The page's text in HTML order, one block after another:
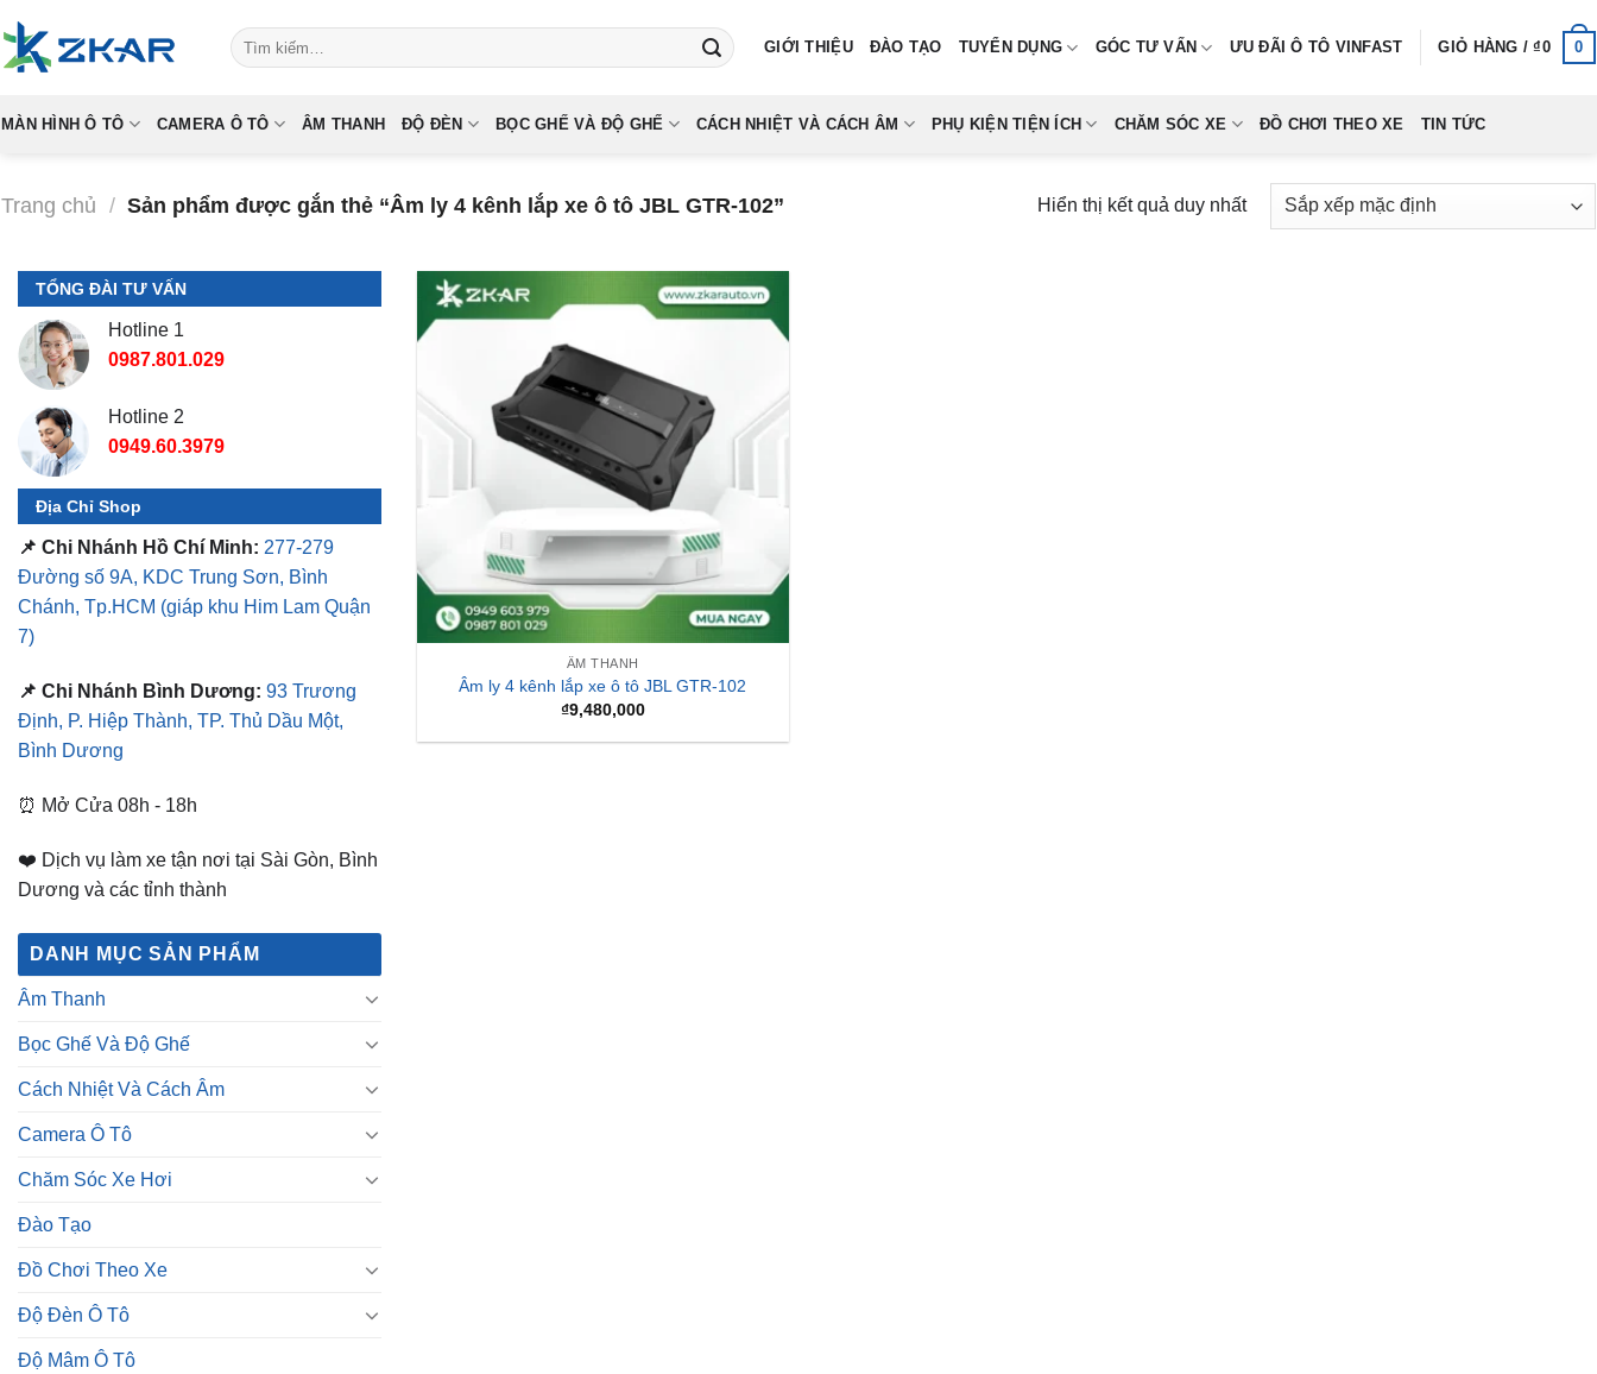
to
content
Tìm
kiếm:
GIỚI THIỆU ĐÀO TẠO TUYỂN DỤNG GÓC TƯ VẤN ƯU ĐÃI Ô TÔ VINFAST GIỎ HÀNG /₫0 0
MÀN HÌNH Ô TÔ CAMERA Ô TÔ ÂM THANH ĐỘ ĐÈN BỌC GHẾ VÀ ĐỘ GHẾ CÁCH NHIỆT VÀ CÁCH ÂM PHỤ KIỆN TIỆN ÍCH CHĂM SÓC XE ĐỒ CHƠI THEO XE TIN TỨC
Trang chủ / Sản phẩm được gắn thẻ “Âm ly 4 kênh lắp xe ô tô JBL GTR-102” Hiển thị kết quả duy nhất
TỔNG ĐÀI TƯ VẤN
Hotline 1
0987.801.029
Hotline 2
0949.60.3979
Địa Chỉ Shop
📌 Chi Nhánh Hồ Chí Minh: 277-279
Đường số 9A, KDC Trung Sơn, Bình
Chánh, Tp.HCM (giáp khu Him Lam Quận
7)
📌 Chi Nhánh Bình Dương: 93 Trương
Định, P. Hiệp Thành, TP. Thủ Dầu Một,
Bình Dương
⏰ Mở Cửa 08h - 18h
❤️ Dịch vụ làm xe tận nơi tại Sài Gòn, Bình
Dương và các tỉnh thành
DANH MỤC SẢN PHẨM
Âm Thanh
Bọc Ghế Và Độ Ghế
Cách Nhiệt Và Cách Âm
Camera Ô Tô
Chăm Sóc Xe Hơi
Đào Tạo
Đồ Chơi Theo Xe
Độ Đèn Ô Tô
Độ Mâm Ô Tô
ÂM THANH
Âm ly 4 kênh lắp xe ô tô JBL GTR-102
₫9,480,000